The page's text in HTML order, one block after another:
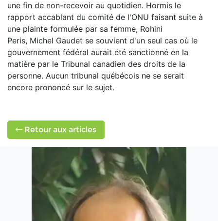
une fin de non-recevoir au quotidien. Hormis le
rapport accablant du comité de l'ONU faisant suite à
une plainte formulée par sa femme, Rohini
Peris, Michel Gaudet se souvient d'un seul cas où le
gouvernement fédéral aurait été sanctionné en la
matière par le Tribunal canadien des droits de la
personne. Aucun tribunal québécois ne se serait
encore prononcé sur le sujet.
Retour aux articles